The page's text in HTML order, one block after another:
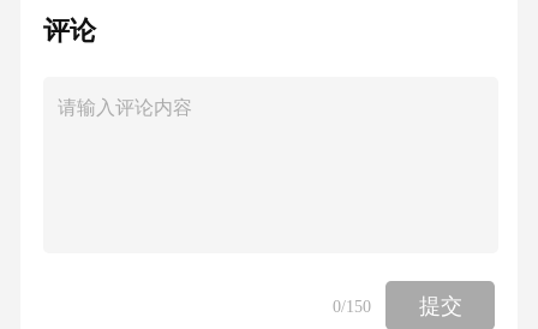
活陋习
日常生活中，有些人吃东西和饮水、接触不洁
衣，也容易引起皮肤的炎症，降低机体的抵抗
评论
0/150 提交